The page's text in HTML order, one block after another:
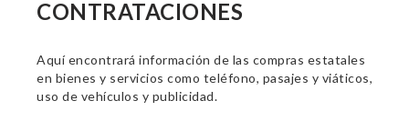
CONTRATACIONES
Aquí encontrará información de las compras estatales
en bienes y servicios como teléfono, pasajes y viáticos,
uso de vehículos y publicidad.